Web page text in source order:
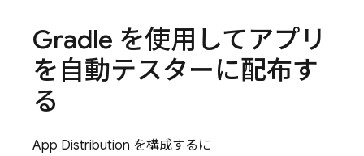
Gradle を使用してアプリ
を自動テスターに配布す
る
App Distribution を構成するに